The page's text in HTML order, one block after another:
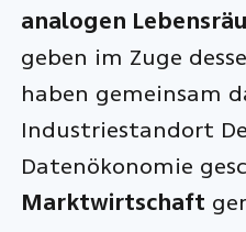
analogen
geben im Zuge
haben gemeinsam
Industriestandort
Datenökonomie
Marktwirtschaft